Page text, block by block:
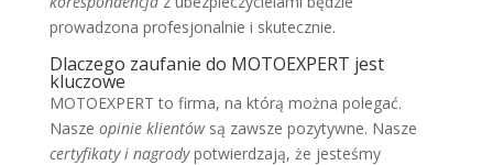
prowadzona profesjonalnie i skutecznie.
Dlaczego zaufanie do MOTOEXPERT jest
kluczowe
MOTOEXPERT to firma, na którą można polegać.
Nasze opinie klientówsą zawsze pozytywne. Nasze
certyfikaty i nagrodypotwierdzają, że jesteśmy